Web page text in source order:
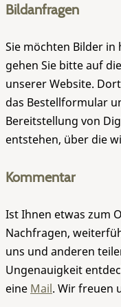
Bildanfragen
Sie möchten Bilder
gehen Sie bitte auf
unserer Website.
das Bestellformular
Bereitstellung von
entstehen, über die
Kommentar
Ist Ihnen etwas zum
Nachfragen,
uns und anderen
Ungenauigkeit
eine Mail. Wir freuen